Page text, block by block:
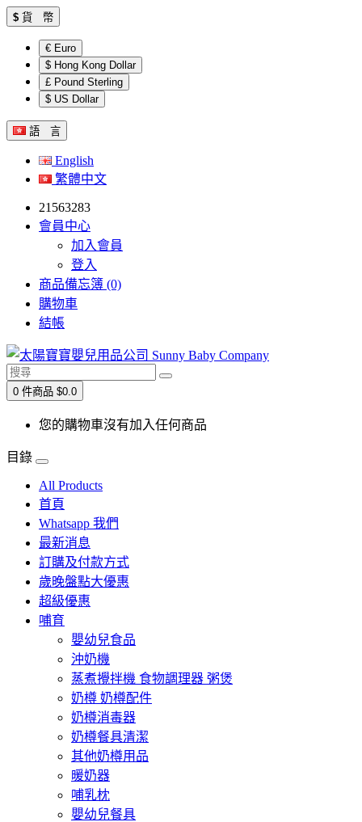
$ 貨 幣
€ Euro
$ Hong Kong Dollar
£ Pound Sterling
$ US Dollar
語 言
English
繁體中文
21563283
會員中心
加入會員
登入
商品備忘簿 (0)
購物車
結帳
0 件商品 $0.0
您的購物車沒有加入任何商品
目錄
All Products
首頁
Whatsapp 我們
最新消息
訂購及付款方式
歲晚盤點大優惠
超級優惠
哺育
嬰幼兒食品
沖奶機
蒸煮攪拌機 食物調理器 粥煲
奶樽 奶樽配件
奶樽消毒器
奶樽餐具清潔
其他奶樽用品
暖奶器
哺乳枕
嬰幼兒餐具